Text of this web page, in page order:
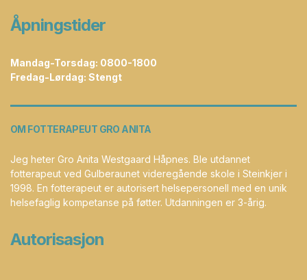
Åpningstider
Mandag-Torsdag: 0800-1800
Fredag-Lørdag: Stengt
OM FOTTERAPEUT GRO ANITA
Jeg heter Gro Anita Westgaard Håpnes. Ble utdannet
fotterapeut ved Gulberaunet videregående skole i Steinkjer i
1998. En fotterapeut er autorisert helsepersonell med en unik
helsefaglig kompetanse på føtter. Utdanningen er 3-årig.
Autorisasjon